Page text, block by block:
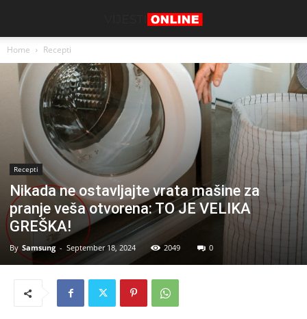
Home Recepti
Recepti
Nikada ne ostavljajte vrata mašine za
pranje veša otvorena: TO JE VELIKA
GREŠKA!
By Samsung - September 18, 2024 2049 0